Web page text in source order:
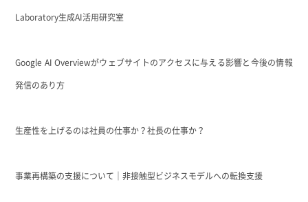
Laboratory生成AI活用研究室
Google AI Overviewがウェブサイトのアクセスに与える影響と今後の情報
発信のあり方
生産性を上げるのは社員の仕事か？社長の仕事か？
事業再構築の支援について｜非接触型ビジネスモデルへの転換支援